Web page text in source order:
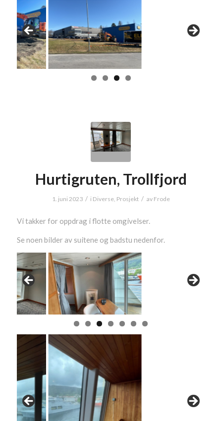
Hurtigruten, Trollfjord
1. juni 2023 / i Diverse, Prosjekt / av Frode
Vi takker for oppdrag i flotte omgivelser.
Se noen bilder av suitene og badstu nedenfor.